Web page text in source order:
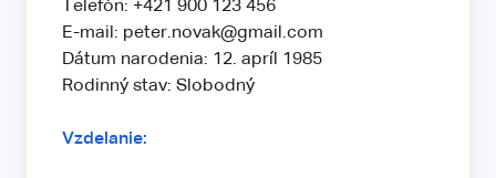
Telefón: +421 900 123 456
E-mail: peter.novak@gmail.com
Dátum narodenia: 12. apríl 1985
Rodinný stav: Slobodný
Vzdelanie: